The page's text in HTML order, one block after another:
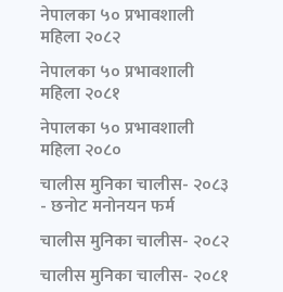
नेपालका ५० प्रभावशाली
महिला २०८२
नेपालका ५० प्रभावशाली
महिला २०८१
नेपालका ५० प्रभावशाली
महिला २०८०
चालीस मुनिका चालीस- २०८३
- छनोट मनोनयन फर्म
चालीस मुनिका चालीस- २०८२
चालीस मुनिका चालीस- २०८१